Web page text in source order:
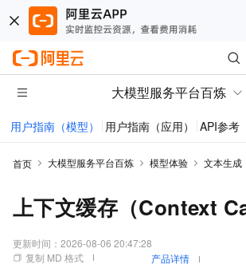
大模型服务平台百炼
用户指南（模型） 用户指南（应用） API参考
首页 大模型服务平台百炼 模型体验 文本生成
上下文缓存（Context
更新时间： 2026-08-06 20:47:28
复制 MD 格式
产品详情